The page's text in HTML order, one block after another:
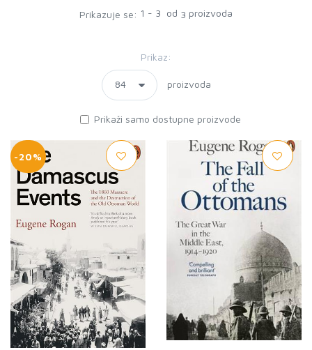
Prikazuje se: 1 - 3 od 3 proizvoda
Prikaz:
proizvoda
Prikaži samo dostupne proizvode
-20%